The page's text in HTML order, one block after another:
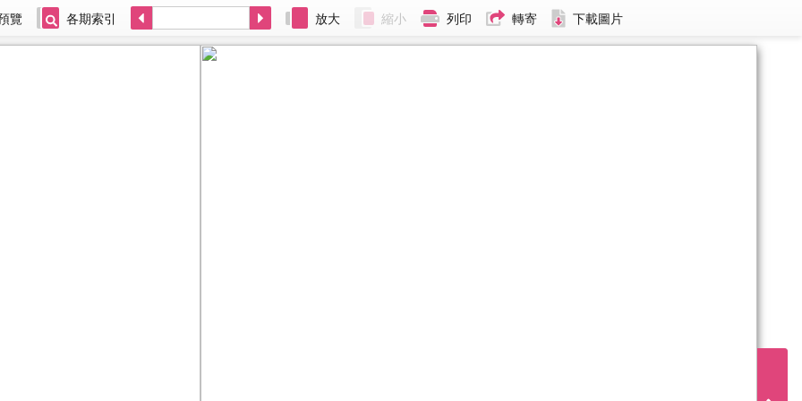
覽 各期索引 放大 縮小 列印 轉寄 下載圖片